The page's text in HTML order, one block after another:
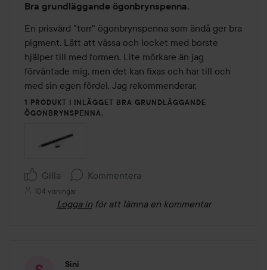
4
av
5
Bra grundläggande ögonbrynspenna.
En prisvärd "torr" ögonbrynspenna som ändå ger bra
pigment. Lätt att vässa och locket med borste
hjälper till med formen. Lite mörkare än jag
förväntade mig, men det kan fixas och har till och
med sin egen fördel. Jag rekommenderar.
1 PRODUKT I INLÄGGET BRA GRUNDLÄGGANDE
ÖGONBRYNSPENNA.
Gilla Kommentera
104 visningar
Logga in för att lämna en kommentar
Sini